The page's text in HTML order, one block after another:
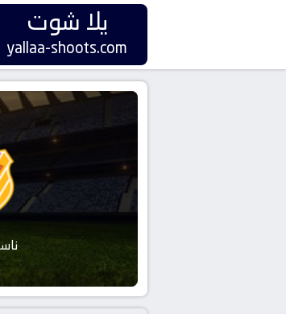
يلا شوت
yallaa-shoots.com